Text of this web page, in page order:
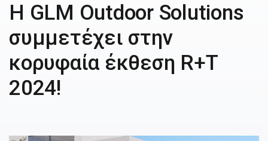
Η GLM Outdoor Solutions
συμμετέχει στην
κορυφαία έκθεση R+T
2024!